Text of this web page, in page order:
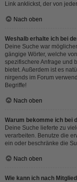
Link anklickst, der von
Nach oben
Weshalb erhalte ich bei
Deine Suche war
gängige Wörter, welche
spezifischere Anfrage und
bietet. Außerdem ist es
nirgends im Forum
Begriffe!
Nach oben
Warum bekomme ich bei
Deine Suche lieferte zu
verarbeiten. Benutze die
ein oder beschränke die
Nach oben
Wie kann ich nach